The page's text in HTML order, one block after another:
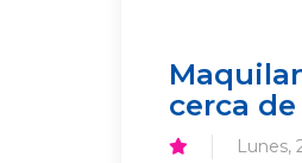
cerca
Lunes,